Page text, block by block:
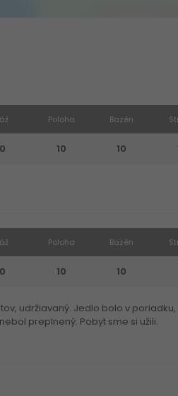
Poloha
10
Bazén
10
Poloha
10
Bazén
10
udržiavaný. Jedlo bolo v
preplnený. Pobyt sme si užili.